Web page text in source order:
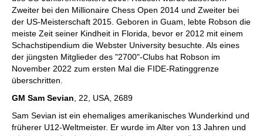
Zweiter bei den Millionaire Chess Open 2014 und Zweiter bei
der US-Meisterschaft 2015. Geboren in Guam, lebte Robson die
meiste Zeit seiner Kindheit in Florida, bevor er 2012 mit einem
Schachstipendium die Webster University besuchte. Als eines
der jüngsten Mitglieder des "2700"-Clubs hat Robson im
November 2022 zum ersten Mal die FIDE-Ratinggrenze
überschritten.
GM Sam Sevian , 22, USA, 2689
Sam Sevian ist ein ehemaliges amerikanisches Wunderkind und
früherer U12-Weltmeister. Er wurde im Alter von 13 Jahren und